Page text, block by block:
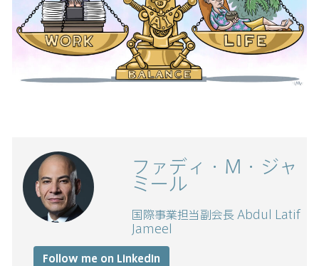
ファディ・M・ジャ
ミール
国際事業担当副会長 Abdul Latif
Jameel
Follow me on LinkedIn